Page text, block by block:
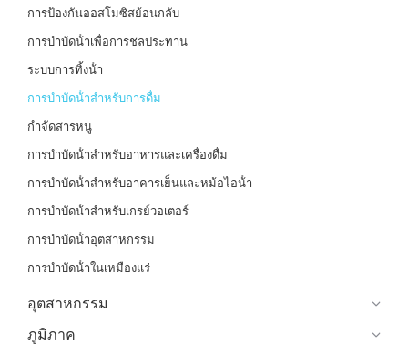
การป้องกันออสโมซิสย้อนกลับ
การบําบัดน้ําเพื่อการชลประทาน
ระบบการทิ้งน้ํา
การบําบัดน้ําสําหรับการดื่ม
กําจัดสารหนู
การบําบัดน้ําสําหรับอาหารและเครื่องดื่ม
การบําบัดน้ําสําหรับอาคารเย็นและหม้อไอน้ํา
การบําบัดน้ําสําหรับเกรย์วอเตอร์
การบําบัดน้ําอุตสาหกรรม
การบําบัดน้ําในเหมืองแร่
อุตสาหกรรม
ภูมิภาค